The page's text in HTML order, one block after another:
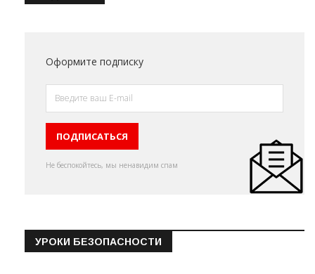
Оформите подписку
Не беспокойтесь, мы ненавидим спам
УРОКИ БЕЗОПАСНОСТИ